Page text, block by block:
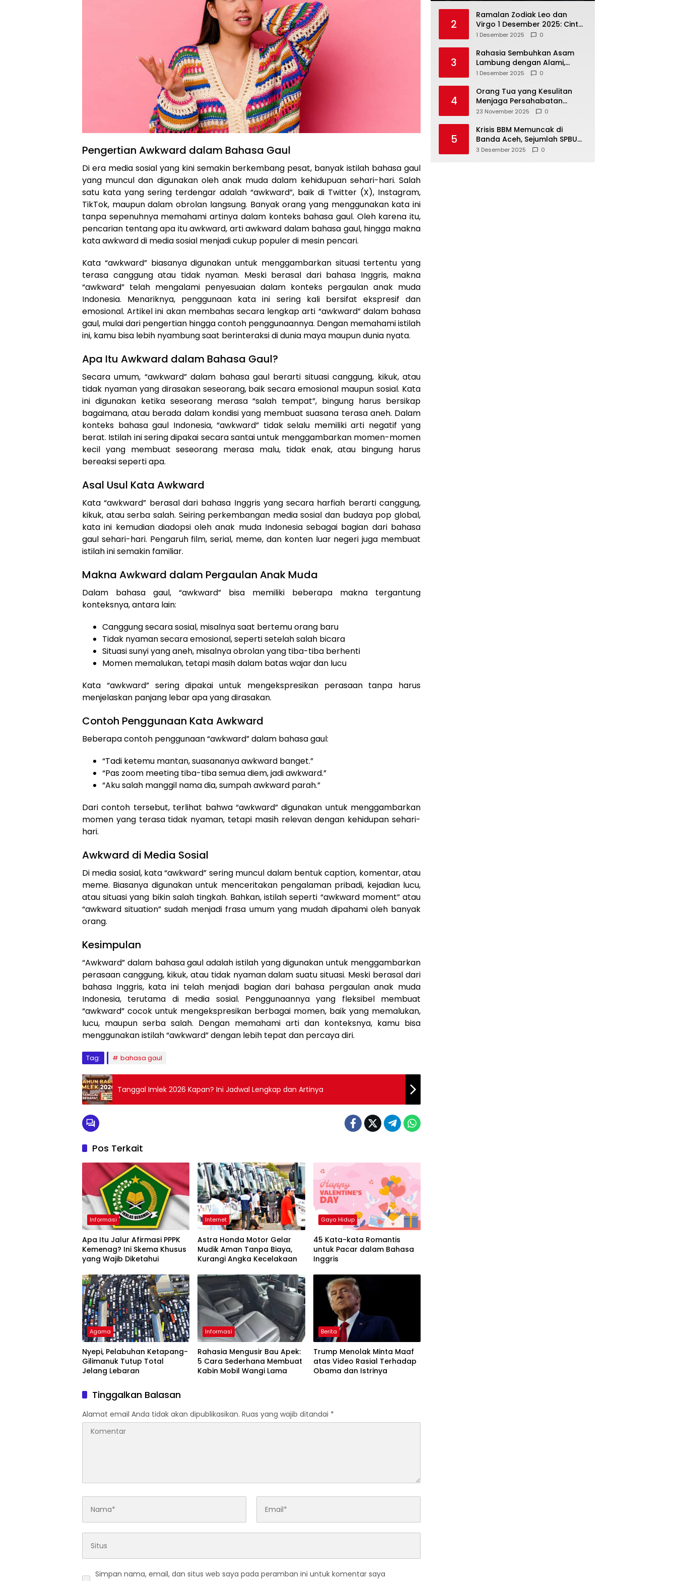
Pengertian Awkward dalam Bahasa Gaul
Di era media sosial yang kini semakin berkembang pesat, banyak istilah bahasa gaul
yang muncul dan digunakan oleh anak muda dalam kehidupuan sehari-hari. Salah
satu kata yang sering terdengar adalah “awkward”, baik di Twitter (X), Instagram,
TikTok, maupun dalam obrolan langsung. Banyak orang yang menggunakan kata ini
tanpa sepenuhnya memahami artinya dalam konteks bahasa gaul. Oleh karena itu,
pencarian tentang apa itu awkward, arti awkward dalam bahasa gaul, hingga makna
kata awkward di media sosial menjadi cukup populer di mesin pencari.
Kata “awkward” biasanya digunakan untuk menggambarkan situasi tertentu yang
terasa canggung atau tidak nyaman. Meski berasal dari bahasa Inggris, makna
“awkward” telah mengalami penyesuaian dalam konteks pergaulan anak muda
Indonesia. Menariknya, penggunaan kata ini sering kali bersifat ekspresif dan
emosional. Artikel ini akan membahas secara lengkap arti “awkward” dalam bahasa
gaul, mulai dari pengertian hingga contoh penggunaannya. Dengan memahami istilah
ini, kamu bisa lebih nyambung saat berinteraksi di dunia maya maupun dunia nyata.
Apa Itu Awkward dalam Bahasa Gaul?
Secara umum, “awkward” dalam bahasa gaul berarti situasi canggung, kikuk, atau
tidak nyaman yang dirasakan seseorang, baik secara emosional maupun sosial. Kata
ini digunakan ketika seseorang merasa “salah tempat”, bingung harus bersikap
bagaimana, atau berada dalam kondisi yang membuat suasana terasa aneh. Dalam
konteks bahasa gaul Indonesia, “awkward” tidak selalu memiliki arti negatif yang
berat. Istilah ini sering dipakai secara santai untuk menggambarkan momen-momen
kecil yang membuat seseorang merasa malu, tidak enak, atau bingung harus
bereaksi seperti apa.
Asal Usul Kata Awkward
Kata “awkward” berasal dari bahasa Inggris yang secara harfiah berarti canggung,
kikuk, atau serba salah. Seiring perkembangan media sosial dan budaya pop global,
kata ini kemudian diadopsi oleh anak muda Indonesia sebagai bagian dari bahasa
gaul sehari-hari. Pengaruh film, serial, meme, dan konten luar negeri juga membuat
istilah ini semakin familiar.
Makna Awkward dalam Pergaulan Anak Muda
Dalam bahasa gaul, “awkward” bisa memiliki beberapa makna tergantung
konteksnya, antara lain:
Canggung secara sosial, misalnya saat bertemu orang baru
Tidak nyaman secara emosional, seperti setelah salah bicara
Situasi sunyi yang aneh, misalnya obrolan yang tiba-tiba berhenti
Momen memalukan, tetapi masih dalam batas wajar dan lucu
Kata “awkward” sering dipakai untuk mengekspresikan perasaan tanpa harus
menjelaskan panjang lebar apa yang dirasakan.
Contoh Penggunaan Kata Awkward
Beberapa contoh penggunaan “awkward” dalam bahasa gaul:
“Tadi ketemu mantan, suasananya awkward banget.”
“Pas zoom meeting tiba-tiba semua diem, jadi awkward.”
“Aku salah manggil nama dia, sumpah awkward parah.”
Dari contoh tersebut, terlihat bahwa “awkward” digunakan untuk menggambarkan
momen yang terasa tidak nyaman, tetapi masih relevan dengan kehidupan sehari-
hari.
Awkward di Media Sosial
Di media sosial, kata “awkward” sering muncul dalam bentuk caption, komentar, atau
meme. Biasanya digunakan untuk menceritakan pengalaman pribadi, kejadian lucu,
atau situasi yang bikin salah tingkah. Bahkan, istilah seperti “awkward moment” atau
“awkward situation” sudah menjadi frasa umum yang mudah dipahami oleh banyak
orang.
Kesimpulan
“Awkward” dalam bahasa gaul adalah istilah yang digunakan untuk menggambarkan
perasaan canggung, kikuk, atau tidak nyaman dalam suatu situasi. Meski berasal dari
bahasa Inggris, kata ini telah menjadi bagian dari bahasa pergaulan anak muda
Indonesia, terutama di media sosial. Penggunaannya yang fleksibel membuat
“awkward” cocok untuk mengekspresikan berbagai momen, baik yang memalukan,
lucu, maupun serba salah. Dengan memahami arti dan konteksnya, kamu bisa
menggunakan istilah “awkward” dengan lebih tepat dan percaya diri.
Tag: bahasa gaul
Tanggal Imlek 2026 Kapan? Ini Jadwal Lengkap dan Artinya
Pos Terkait
Informasi
Apa Itu Jalur Afirmasi PPPK
Kemenag? Ini Skema Khusus
yang Wajib Diketahui
Internet
Astra Honda Motor Gelar
Mudik Aman Tanpa Biaya,
Kurangi Angka Kecelakaan
Gaya Hidup
45 Kata-kata Romantis
untuk Pacar dalam Bahasa
Inggris
Agama
Nyepi, Pelabuhan Ketapang-
Gilimanuk Tutup Total
Jelang Lebaran
Informasi
Rahasia Mengusir Bau Apek:
5 Cara Sederhana Membuat
Kabin Mobil Wangi Lama
Berita
Trump Menolak Minta Maaf
atas Video Rasial Terhadap
Obama dan Istrinya
Tinggalkan Balasan
Alamat email Anda tidak akan dipublikasikan. Ruas yang wajib ditandai *
Simpan nama, email, dan situs web saya pada peramban ini untuk komentar saya
2
Ramalan Zodiak Leo dan
Virgo 1 Desember 2025: Cinta,
Karir, Kesehatan, dan
1 Desember 2025 0
3
Rahasia Sembuhkan Asam
Lambung dengan Alami,
Nomor 4 Disalahpahami
1 Desember 2025 0
4
Orang Tua yang Kesulitan
Menjaga Persahabatan
Biasanya Lakukan 8 Hal Ini
23 November 2025 0
5
Krisis BBM Memuncak di
Banda Aceh, Sejumlah SPBU
Tutup Total
3 Desember 2025 0